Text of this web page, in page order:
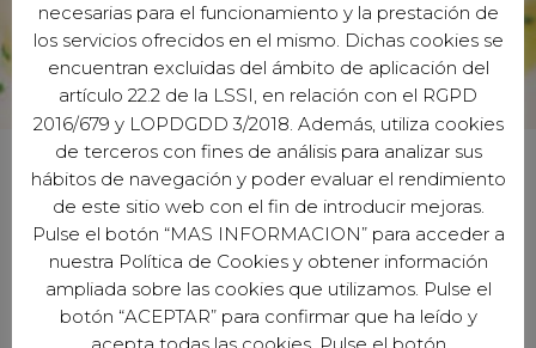
EXCLUSIVAS GARCÍA CANO S.L.
Avd. del Profesor Arnold J. Toynbee S/N
Naves 1, 3 y 4 - Córdoba (España)
necesarias para el funcionamiento y la prestación de
los servicios ofrecidos en el mismo. Dichas cookies se
encuentran excluidas del ámbito de aplicación del
artículo 22.2 de la LSSI, en relación con el RGPD
2016/679 y LOPDGDD 3/2018. Además, utiliza cookies
de terceros con fines de análisis para analizar sus
hábitos de navegación y poder evaluar el rendimiento
de este sitio web con el fin de introducir mejoras.
Pulse el botón “MAS INFORMACION” para acceder a
nuestra Política de Cookies y obtener información
ampliada sobre las cookies que utilizamos. Pulse el
botón “ACEPTAR” para confirmar que ha leído y